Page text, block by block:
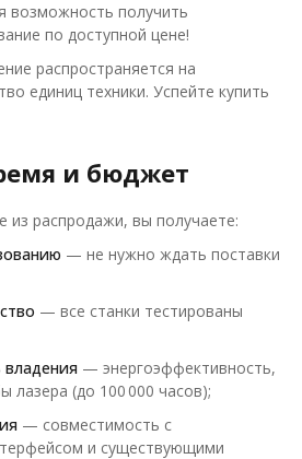
возможность получить
по доступной цене!
распространяется на
единиц техники. Успейте купить
и бюджет
из распродажи, вы получаете:
— не нужно ждать поставки
— все станки тестированы
владения — энергоэффективность,
лазера (до 100 000 часов);
— совместимость с
и существующими